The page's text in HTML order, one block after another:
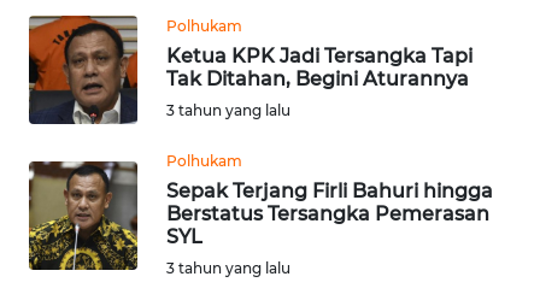
Polhukam
Ketua KPK Jadi Tersangka Tapi
Tak Ditahan, Begini Aturannya
3 tahun yang lalu
Polhukam
Sepak Terjang Firli Bahuri hingga
Berstatus Tersangka Pemerasan
SYL
3 tahun yang lalu
WN
MALUT
WN
WN
DANAU
TOBA